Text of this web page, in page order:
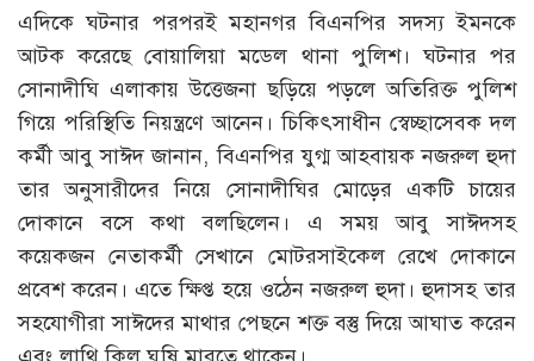
এদিকে ঘটনার পরপরই মহানগর বিএনপির সদস্য ইমনকে
আটক করেছে বোয়ালিয়া মডেল থানা পুলিশ। ঘটনার পর
সোনাদীঘি এলাকায় উত্তেজনা ছড়িয়ে পড়লে অতিরিক্ত পুলিশ
গিয়ে পরিস্থিতি নিয়ন্ত্রণে আনেন। চিকিৎসাধীন স্বেচ্ছাসেবক দল
কর্মী আবু সাঈদ জানান, বিএনপির যুগ্ম আহবায়ক নজরুল হুদা
তার অনুসারীদের নিয়ে সোনাদীঘির মোড়ের একটি চায়ের
দোকানে বসে কথা বলছিলেন। এ সময় আবু সাঈদসহ
কয়েকজন নেতাকর্মী সেখানে মোটরসাইকেল রেখে দোকানে
প্রবেশ করেন। এতে ক্ষিপ্ত হয়ে ওঠেন নজরুল হুদা। হুদাসহ তার
সহযোগীরা সাঈদের মাথার পেছনে শক্ত বস্তু দিয়ে আঘাত করেন